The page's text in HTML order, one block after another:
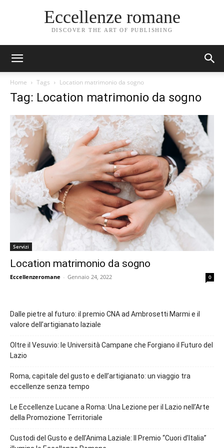
Eccellenze romane
DISCOVER THE ART OF PUBLISHING
Home Tags Location matrimonio da sogno
Tag: Location matrimonio da sogno
Servizi
Location matrimonio da sogno
Eccellenzeromane - Gennaio 24, 2022 0
Dalle pietre al futuro: il premio CNA ad Ambrosetti Marmi e il
valore dell’artigianato laziale
Oltre il Vesuvio: le Università Campane che Forgiano il Futuro del
Lazio
Roma, capitale del gusto e dell’artigianato: un viaggio tra
eccellenze senza tempo
Le Eccellenze Lucane a Roma: Una Lezione per il Lazio nell’Arte
della Promozione Territoriale
Custodi del Gusto e dell’Anima Laziale: Il Premio “Cuori d’Italia”